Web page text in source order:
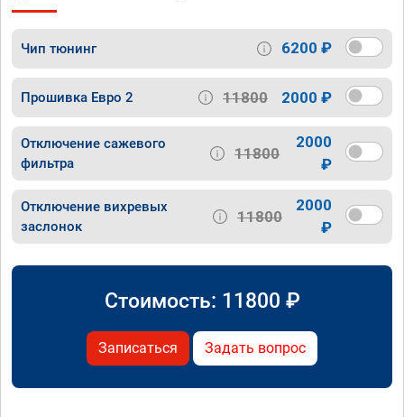
Чип тюнинг 6200 ₽
Прошивка Евро 2 11800 2000 ₽
Отключение сажевого
фильтра
11800
2000
₽
Отключение вихревых
заслонок
11800
2000
₽
Стоимость: 11800 ₽
Записаться Задать вопрос